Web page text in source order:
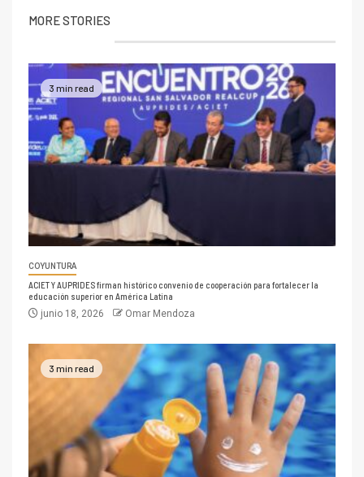
MORE STORIES
3 min read
COYUNTURA
ACIET Y AUPRIDES firman histórico convenio de cooperación para fortalecer la
educación superior en América Latina
junio 18, 2026 Omar Mendoza
3 min read